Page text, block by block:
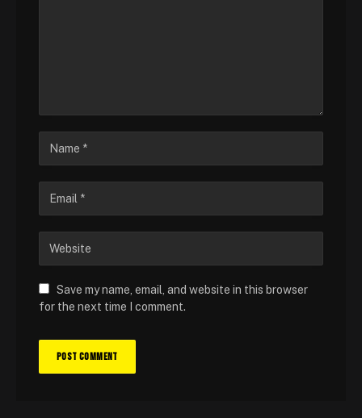
Save my name, email, and website in this browser
for the next time I comment.